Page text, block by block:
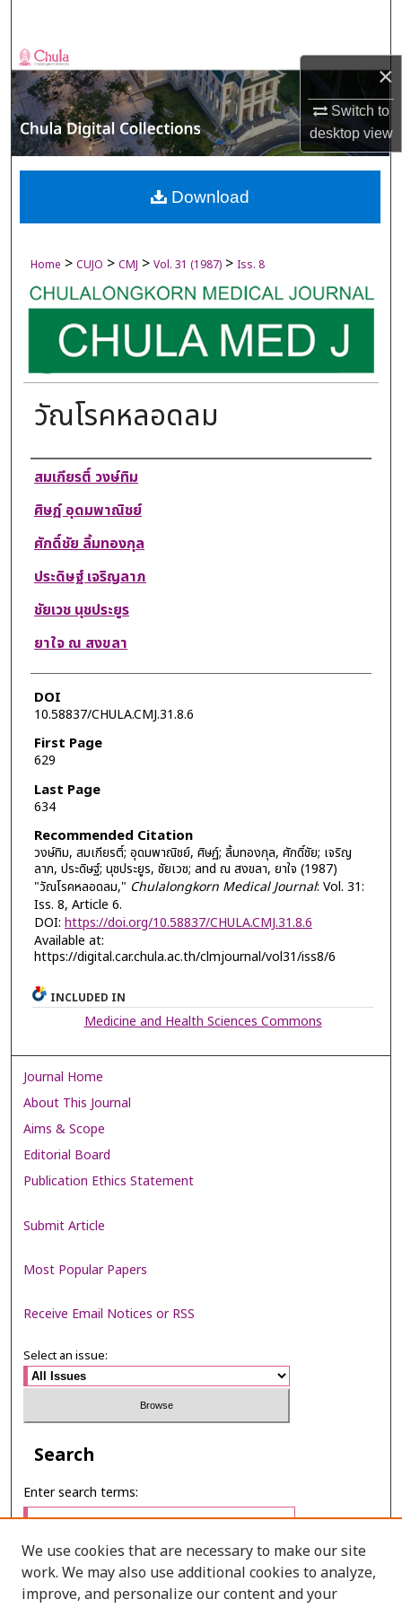
×
Switch to
desktopview
Browse Collections
My Account
About
Digital Commons Network™
Home > CUJO > CMJ > Vol. 31 (1987) > Iss. 8
วัณโรคหลอดลม
Authors
สมเกียรติ์ วงษ์ทิม
ศิษฏ์ อุดมพาณิชย์
ศักดิ์ชัย ลิ้มทองกุล
ประดิษฐ์ เจริญลาภ
ชัยเวช นุชประยูร
ยาใจ ณ สงขลา
DOI
10.58837/CHULA.CMJ.31.8.6
First Page
629
Last Page
634
Recommended Citation
วงษ์ทิม, สมเกียรติ์; อุดมพาณิชย์, ศิษฏ์; ลิ้มทองกุล, ศักดิ์ชัย; เจริญ
ลาภ, ประดิษฐ์; นุชประยูร, ชัยเวช; and ณ สงขลา, ยาใจ (1987)
"วัณโรคหลอดลม," Chulalongkorn Medical Journal: Vol. 31:
Iss. 8, Article 6.
DOI: https://doi.org/10.58837/CHULA.CMJ.31.8.6
Available at:
https://digital.car.chula.ac.th/clmjournal/vol31/iss8/6
Download
INCLUDED IN
Medicine and Health Sciences Commons
Journal Home
About This Journal
Aims & Scope
Editorial Board
Publication Ethics Statement
Submit Article
Most Popular Papers
Receive Email Notices or RSS
Select an issue:
Search
Enter search terms:
Select context to search:
We use cookies that are necessary to make our site
work. We may also use additional cookies to analyze,
improve, and personalize our content and your